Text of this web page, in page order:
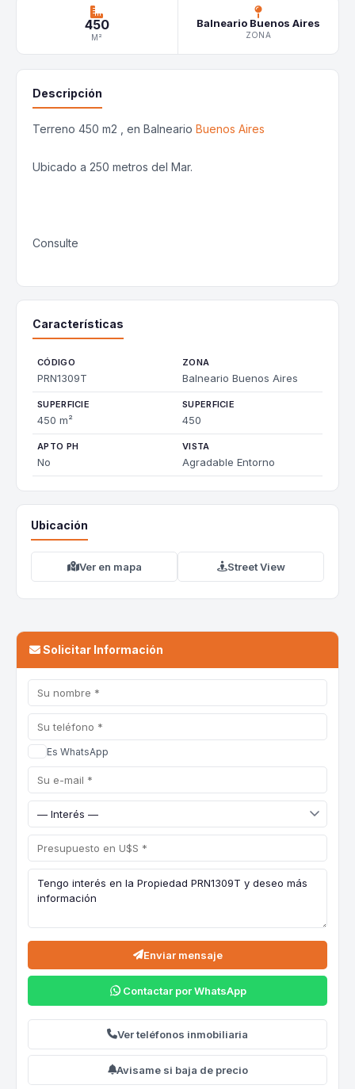
450
M²
Balneario Buenos Aires
ZONA
Descripción
Terreno 450 m2 , en Balneario Buenos Aires
Ubicado a 250 metros del Mar.
Consulte
Características
CÓDIGO
PRN1309T
ZONA
Balneario Buenos Aires
SUPERFICIE
450 m²
SUPERFICIE
450
APTO PH
No
VISTA
Agradable Entorno
Ubicación
Ver en mapa Street View
Solicitar Información
Es WhatsApp
Enviar mensaje
Contactar por WhatsApp
Ver teléfonos inmobiliaria
Avisame si baja de precio